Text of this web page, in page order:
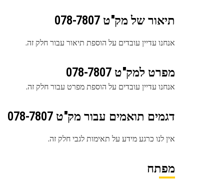
תיאור של מק"ט 078-7807
אנחנו עדיין עובדים על הוספת תיאור עבור חלק זה.
מפרט למק"ט 078-7807
אנחנו עדיין עובדים על הוספת מפרט עבור חלק זה.
דגמים תואמים עבור מק"ט 078-7807
אין לנו כרגע מידע על תאימות לגבי חלק זה.
מפתח